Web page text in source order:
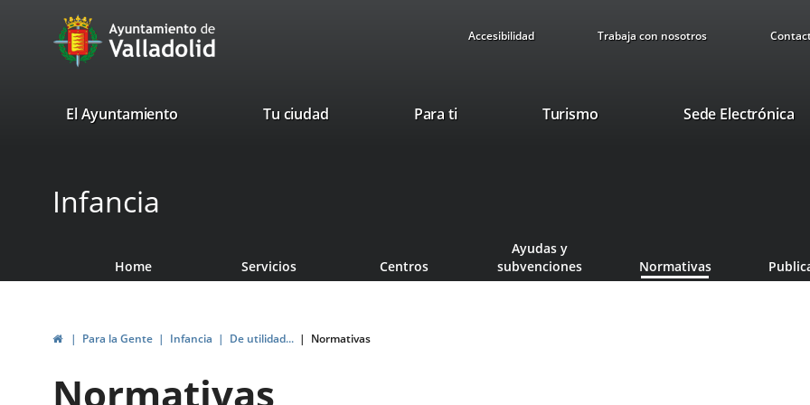
Portal
Web
Ayuntamiento
Valladolid
Accesibilidad Trabaja con nosotros
valladolid.es
El Ayuntamiento Tu ciudad Para ti TurismoThis
window.
Sede Electrónica
Infancia
Home Servicios Centros
Ayudas y
subvenciones
Normativas
HomePara la Gente Infancia De utilidad... Normativas
Normativas